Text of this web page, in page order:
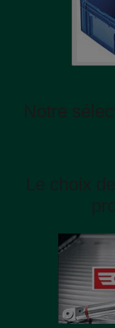
Notre
Le choix